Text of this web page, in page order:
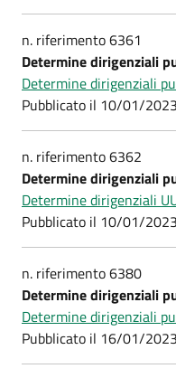
n. riferimento 6361
Determine dirigenziali
Determine dirigenziali
Pubblicato il 10/01/
n. riferimento 6362
Determine dirigenziali
Determine dirigenziali
Pubblicato il 10/01/
n. riferimento 6380
Determine dirigenziali
Determine dirigenziali
Pubblicato il 16/01/